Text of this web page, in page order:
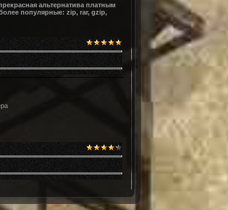
альтернатива платным
популярные: zip, rar, gzip,